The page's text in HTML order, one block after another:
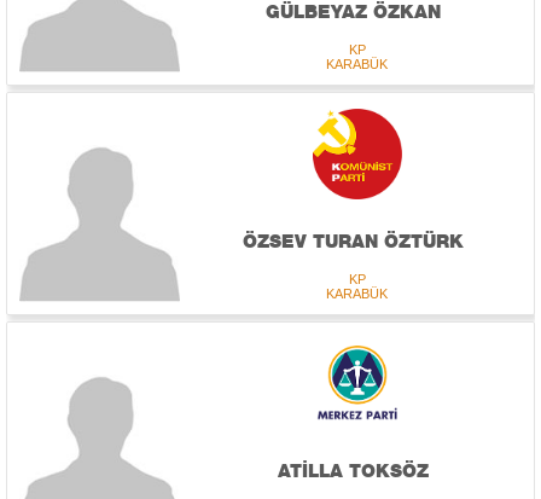
GÜLBEYAZ ÖZKAN
KP
KARABÜK
ÖZSEV TURAN ÖZTÜRK
KP
KARABÜK
ATİLLA TOKSÖZ